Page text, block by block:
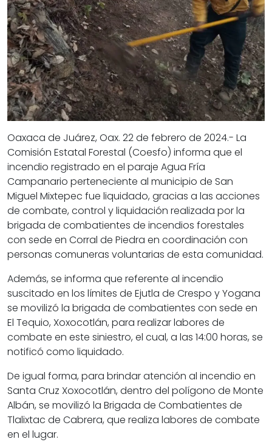
Oaxaca de Juárez, Oax. 22 de febrero de 2024.- La
Comisión Estatal Forestal (Coesfo) informa que el
incendio registrado en el paraje Agua Fría
Campanario perteneciente al municipio de San
Miguel Mixtepec fue liquidado, gracias a las acciones
de combate, control y liquidación realizada por la
brigada de combatientes de incendios forestales
con sede en Corral de Piedra en coordinación con
personas comuneras voluntarias de esta comunidad.
Además, se informa que referente al incendio
suscitado en los límites de Ejutla de Crespo y Yogana
se movilizó la brigada de combatientes con sede en
El Tequio, Xoxocotlán, para realizar labores de
combate en este siniestro, el cual, a las 14:00 horas, se
notificó como liquidado.
De igual forma, para brindar atención al incendio en
Santa Cruz Xoxocotlán, dentro del polígono de Monte
Albán, se movilizó la Brigada de Combatientes de
Tlalixtac de Cabrera, que realiza labores de combate
en el lugar.